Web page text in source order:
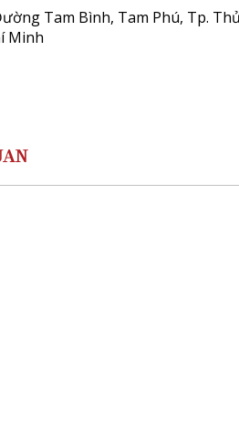
Tam Bình, Tam Phú, Tp.
Minh